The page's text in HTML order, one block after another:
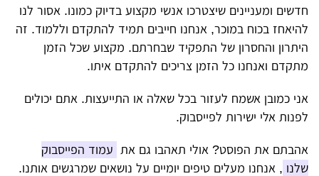
חדשים ומעניינים שיצטרכו אנשי מקצוע בדיוק כמונו. אסור לנו
להיאחז בכוח במוכר, אנחנו חייבים תמיד להתקדם וללמוד. זה
היתרון והחסרון של התפקיד שבחרתם. מקצוע שכל הזמן
מתקדם ואנחנו כל הזמן צריכים להתקדם איתו.
אני כמובן אשמח לעזור בכל שאלה או התייעצות. אתם יכולים
לפנות אלי ישירות לפייסבוק.
אהבתם את הפוסט? אולי תאהבו גם את עמוד הפייסבוק
שלנו , אנחנו מעלים טיפים יומיים על נושאים שמרגשים אותנו.